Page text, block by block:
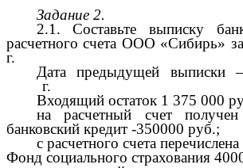
Задание 2.
2.1. Составьте выписку
расчетного счета ООО «Сибирь»
г.
Дата предыдущей выписки
г.
Входящий остаток 1 375 000
на расчетный счет получен
банковский кредит -350000 руб.;
с расчетного счета
Фонд социального страхования